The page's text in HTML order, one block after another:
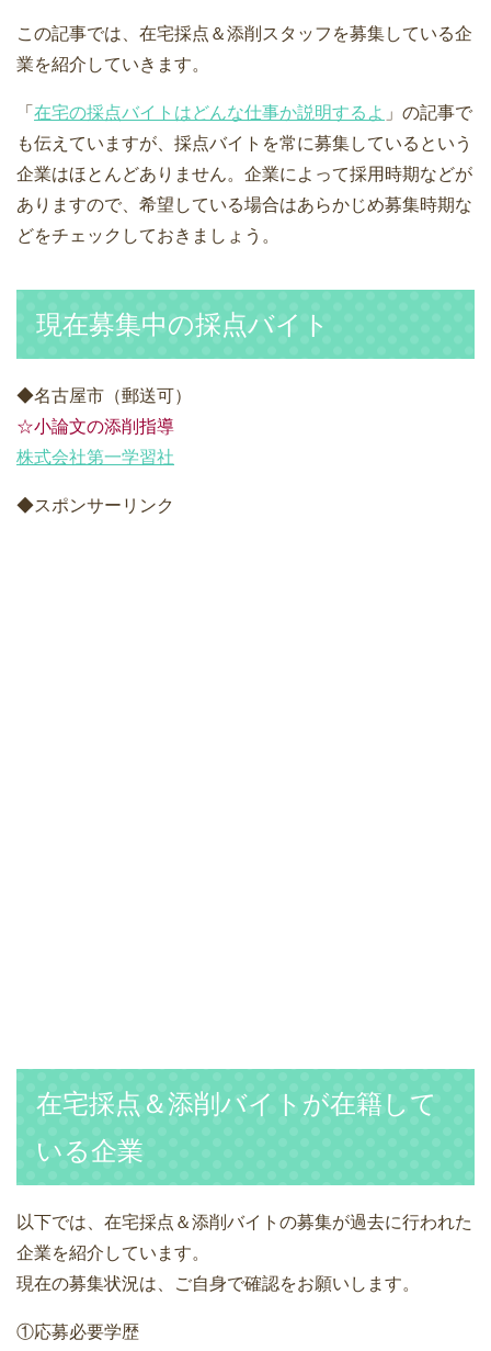
この記事では、在宅採点＆添削スタッフを募集している企
業を紹介していきます。
「 在宅の採点バイトはどんな仕事か説明するよ 」の記事で
も伝えていますが、採点バイトを常に募集しているという
企業はほとんどありません。企業によって採用時期などが
ありますので、希望している場合はあらかじめ募集時期な
どをチェックしておきましょう。
現在募集中の採点バイト
◆名古屋市（郵送可）
☆小論文の添削指導
株式会社第一学習社
◆スポンサーリンク
在宅採点＆添削バイトが在籍して
いる企業
以下では、在宅採点＆添削バイトの募集が過去に行われた
企業を紹介しています。
現在の募集状況は、ご自身で確認をお願いします。
①応募必要学歴